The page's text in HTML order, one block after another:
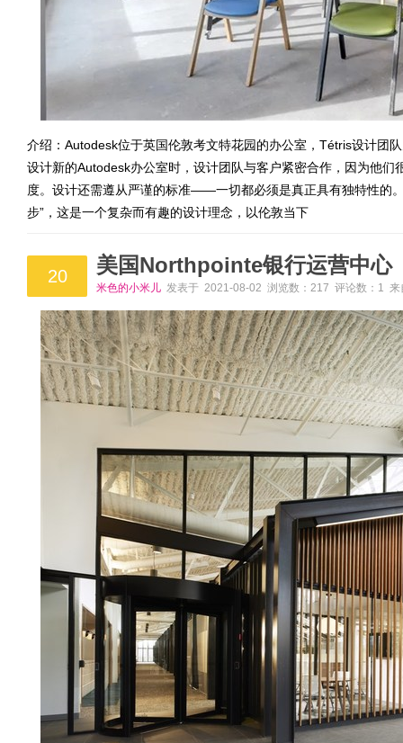
介绍：Autodesk位于英国伦敦考文特花园的办公室，Tétris设计团
设计新的Autodesk办公室时，设计团队与客户紧密合作，因为他
度。设计还需遵从严谨的标准——一切都必须是真正具有独特性的
步”，这是一个复杂而有趣的设计理念，以伦敦当下
20 美国Northpointe银行运营中心
米色的小米儿 发表于 2021-08-02 浏览数：217 评论数：1